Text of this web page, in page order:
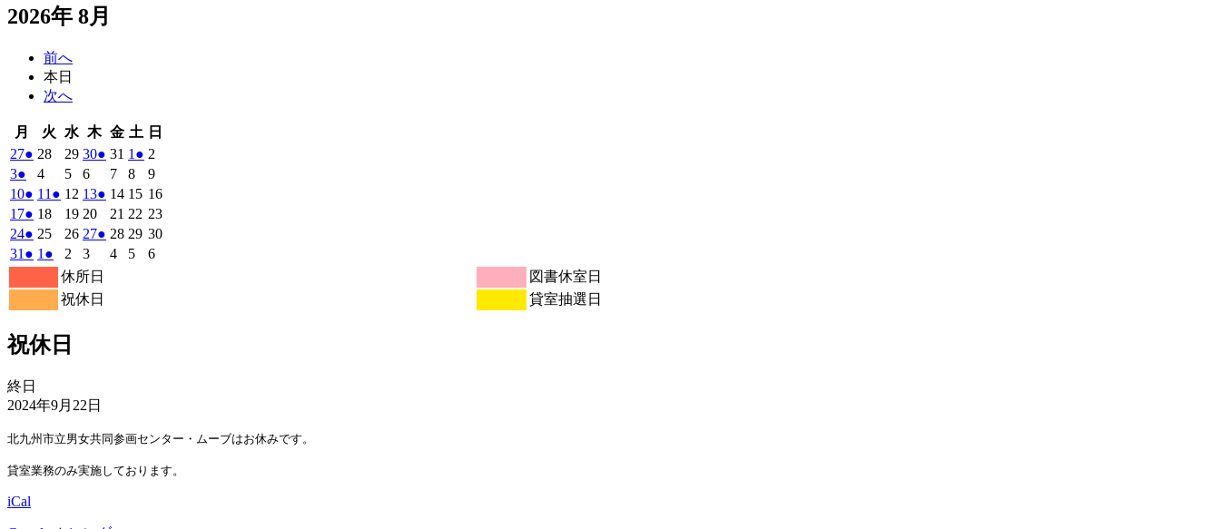
2026年 8月
前へ
本日
次へ
月
曜
日
火 火
曜
日
水 水
曜
日
木木
曜
日
金金
曜
日
土 土
曜
日
日
272026
年
7
月
27
日
● (1
件
の
イ
ベ
ン
ト)
282026
7
月
日
292026
年
7
月
29
日
302026
7
月
30
日
● (1
件
の
イ
ベ
ン
31 2026
年
7
月
31
日
1 2026
年
8
月
1
日
● (1
件
の
イ
ベ
ン
2
年
8
月
2
日
32026
年
8
月
3
日
●
件
の
イ
ベ
ン
ト)
42026
年
8
月
4
日
52026
年
8
月
5
日
62026
年
8
月
6
日
72026
年
8
月
7
日
82026
年
8
月
8
日
92026
年
8
月
9
日
102026
年
8
月
10
● (1
件
の
イ
ベ
ン
11 2026
11
日
● (1
件
の
イ
ベ
ン
ト)
12 2026
年
8
月
12
日
132026
年
8
月
日
● (1
件
の
イ
142026
年
8
月
14
152026
年
8
月
15
162026
8
172026
年
8
月
● (1
件
の
イ
ベ
182026
月
18
日
192026
年
8
19
日
202026
年
20
日
21 2026
年
8
22 2026
年
232026
年
242026
年
8
月
● (1
件
の
イ
ベ
ト)
252026
年
8
月
25
262026
年
8
月
26
272026
8
月
27
● (1
件
282026
年
292026
年
302026
31 2026
年
8
日
● (1
件
の
イ
ン
1 2026
年
9
日
●
件
の
イ
ン
2 2026
年
9
月
32026
年
9
月
42026
52026
62026
休所日
図書休室日
祝休日
貸室抽選日
祝休日
祝
休
終日
2024年9月22日
北九州市立男女共同参画センター・ムーブはお休みです。
貸室業務のみ実施しております。
iCal